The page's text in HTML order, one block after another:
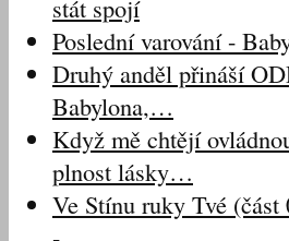
stát spojí
Poslední varování -
Druhý anděl přináší
Babylona,…
Když mě chtějí
plnost lásky…
Ve Stínu ruky Tvé